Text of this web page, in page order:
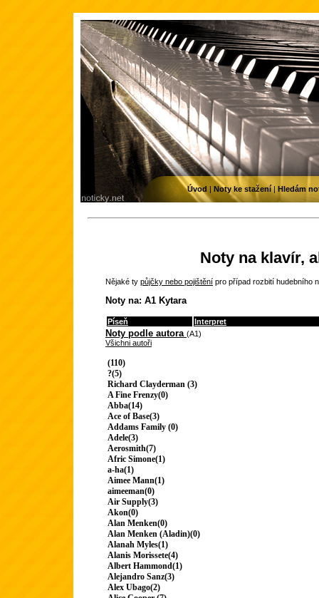
Noty na klavír,
Nějaké ty půjčky nebo pojištění pro případ rozbití hudebního
Noty na: A1 Kytara
Píseň Interpret
Noty podle autora (A1)
Všichni autoři
(110)
?(5)
Richard Clayderman (3)
A Fine Frenzy(0)
Abba(14)
Ace of Base(3)
Addams Family (0)
Adele(3)
Aerosmith(7)
Afric Simone(1)
a-ha(1)
Aimee Mann(1)
aimeeman(0)
Air Supply(3)
Akon(0)
Alan Menken(0)
Alan Menken (Aladin)(0)
Alanah Myles(1)
Alanis Morissete(4)
Albert Hammond(1)
Alejandro Sanz(3)
Alex Ubago(2)
Úvod | Noty ke stažení| Hledám